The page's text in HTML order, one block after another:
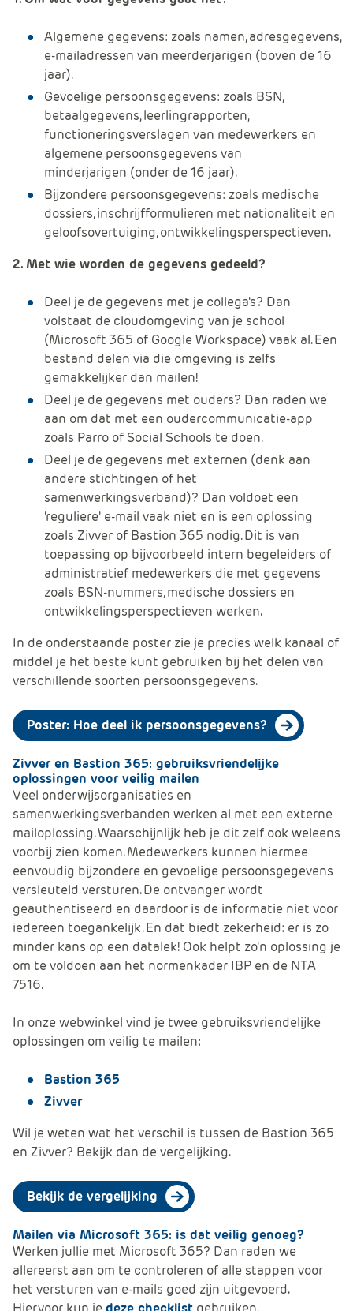
Algemene gegevens: zoals namen, adresgegevens,
e-mailadressen van meerderjarigen (boven de 16
jaar).
Gevoelige persoonsgegevens: zoals BSN,
betaalgegevens, leerlingrapporten,
functioneringsverslagen van medewerkers en
algemene persoonsgegevens van
minderjarigen (onder de 16 jaar).
Bijzondere persoonsgegevens: zoals medische
dossiers, inschrijfformulieren met nationaliteit en
geloofsovertuiging, ontwikkelingsperspectieven.
2. Met wie worden de gegevens gedeeld?
Deel je de gegevens met je collega's? Dan
volstaat de cloudomgeving van je school
(Microsoft 365 of Google Workspace) vaak al. Een
bestand delen via die omgeving is zelfs
gemakkelijker dan mailen!
Deel je de gegevens met ouders? Dan raden we
aan om dat met een oudercommunicatie-app
zoals Parro of Social Schools te doen.
Deel je de gegevens met externen (denk aan
andere stichtingen of het
samenwerkingsverband)? Dan voldoet een
'reguliere' e-mail vaak niet en is een oplossing
zoals Zivver of Bastion 365 nodig. Dit is van
toepassing op bijvoorbeeld intern begeleiders of
administratief medewerkers die met gegevens
zoals BSN-nummers, medische dossiers en
ontwikkelingsperspectieven werken.
In de onderstaande poster zie je precies welk kanaal of
middel je het beste kunt gebruiken bij het delen van
verschillende soorten persoonsgegevens.
Poster: Hoe deel ik persoonsgegevens?
Zivver en Bastion 365: gebruiksvriendelijke
oplossingen voor veilig mailen
Veel onderwijsorganisaties en
samenwerkingsverbanden werken al met een externe
mailoplossing. Waarschijnlijk heb je dit zelf ook weleens
voorbij zien komen. Medewerkers kunnen hiermee
eenvoudig bijzondere en gevoelige persoonsgegevens
versleuteld versturen. De ontvanger wordt
geauthentiseerd en daardoor is de informatie niet voor
iedereen toegankelijk. En dat biedt zekerheid: er is zo
minder kans op een datalek! Ook helpt zo'n oplossing je
om te voldoen aan het normenkader IBP en de NTA
7516.
In onze webwinkel vind je twee gebruiksvriendelijke
oplossingen om veilig te mailen:
Bastion 365
Zivver
Wil je weten wat het verschil is tussen de Bastion 365
en Zivver? Bekijk dan de vergelijking.
Bekijk de vergelijking
Mailen via Microsoft 365: is dat veilig genoeg?
Werken jullie met Microsoft 365? Dan raden we
allereerst aan om te controleren of alle stappen voor
het versturen van e-mails goed zijn uitgevoerd.